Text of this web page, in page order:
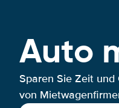
Auto
Sparen Sie Zeit
von